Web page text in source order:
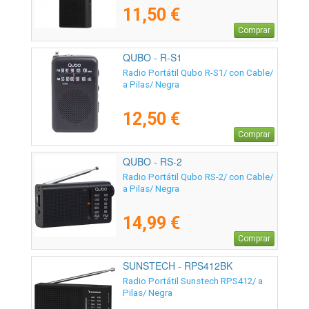
11,50 €
Comprar
QUBO - R-S1
Radio Portátil Qubo R-S1/ con Cable/
a Pilas/ Negra
12,50 €
Comprar
QUBO - RS-2
Radio Portátil Qubo RS-2/ con Cable/
a Pilas/ Negra
14,99 €
Comprar
SUNSTECH - RPS412BK
Radio Portátil Sunstech RPS412/ a
Pilas/ Negra